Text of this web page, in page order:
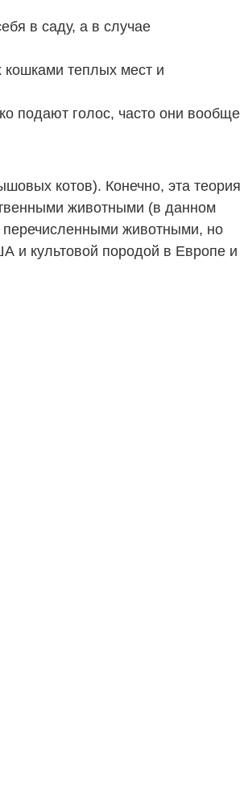
в саду, а в случае
теплых мест и
подают голос, часто они вообще
котов). Конечно, эта теория
животными (в данном
перечисленными животными, но
и культовой породой в Европе и